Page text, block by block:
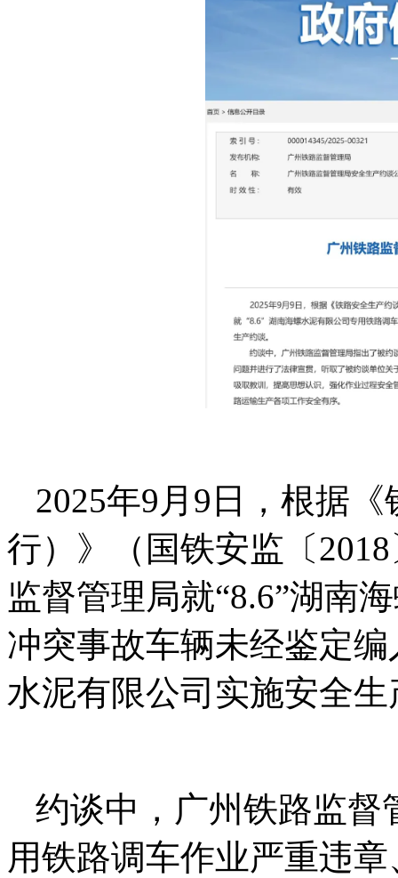
2025年9月9日，根据
行）》（国铁安监〔
监督管理局就“8.6”湖南
冲突事故车辆未经鉴定
水泥有限公司实施安全
约谈中，广州铁路监督
用铁路调车作业严重违